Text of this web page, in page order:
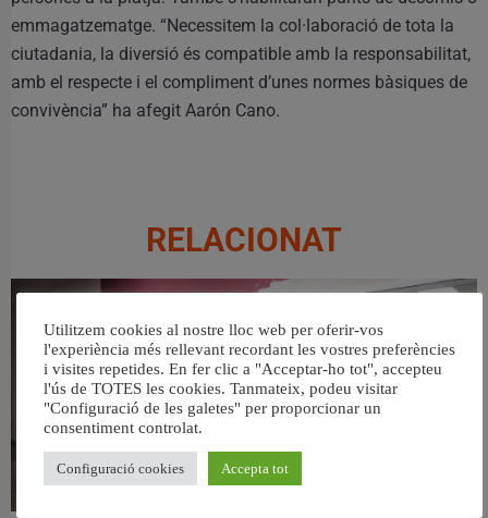
emmagatzematge. “Necessitem la col·laboració de tota la
ciutadania, la diversió és compatible amb la responsabilitat,
amb el respecte i el compliment d’unes normes bàsiques de
convivència” ha afegit Aarón Cano.
RELACIONAT
Utilitzem cookies al nostre lloc web per oferir-vos
l'experiència més rellevant recordant les vostres preferències
i visites repetides. En fer clic a "Acceptar-ho tot", accepteu
l'ús de TOTES les cookies. Tanmateix, podeu visitar
"Configuració de les galetes" per proporcionar un
consentiment controlat.
Configuració cookies Accepta tot